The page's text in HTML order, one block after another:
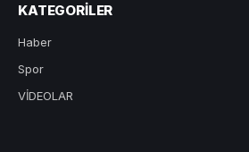
KATEGORILER
Haber
Spor
VİDEOLAR